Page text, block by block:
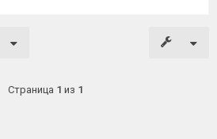
Страница 1 из 1